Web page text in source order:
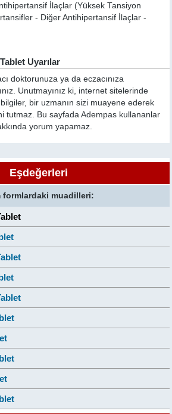
İlaçlar (Yüksek Tansiyon
- Diğer Antihipertansif İlaçlar -
Uyarılar
doktorunuza ya da eczacınıza
Unutmayınız ki, internet sitelerinde
bir uzmanın sizi muayene ederek
tutmaz. Bu sayfada Adempas kullananlar
yorum yapamaz.
Eşdeğerleri
formlardaki muadilleri: